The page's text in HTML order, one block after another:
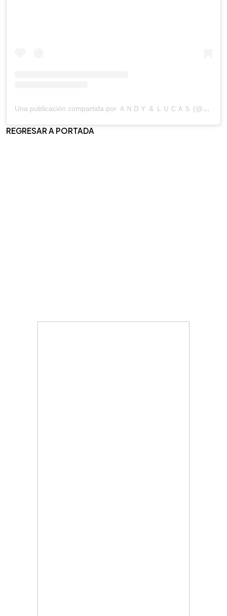
Una publicación compartida por ＡＮＤＹ & ＬＵＣＡＳ (@andyylucasoficial)
REGRESAR A PORTADA